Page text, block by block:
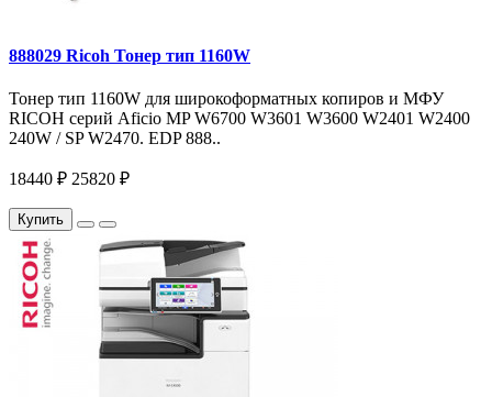
888029 Ricoh Тонер тип 1160W
Тонер тип 1160W для широкоформатных копиров и МФУ
RICOH серий Aficio MP W6700 W3601 W3600 W2401 W2400
240W / SP W2470. EDP 888..
18440 ₽ 25820 ₽
Купить